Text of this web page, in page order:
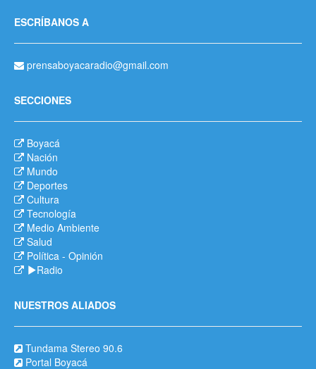
ESCRÍBANOS A
prensaboyacaradio@gmail.com
SECCIONES
Boyacá
Nación
Mundo
Deportes
Cultura
Tecnología
Medio Ambiente
Salud
Política - Opinión
Radio
NUESTROS ALIADOS
Tundama Stereo 90.6
Portal Boyacá